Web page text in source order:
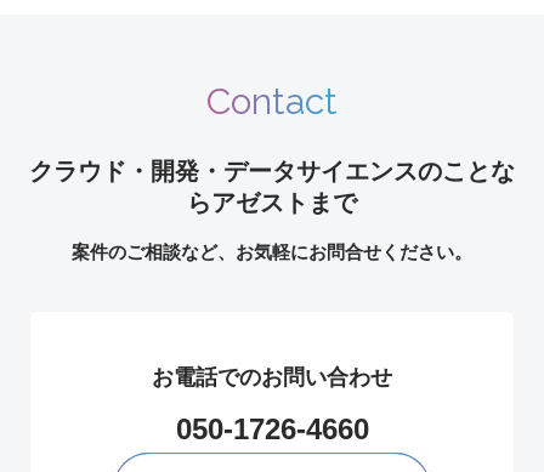
Contact
クラウド・開発・データサイエンスのことな
らアゼストまで
案件のご相談など、お気軽にお問合せください。
お電話でのお問い合わせ
050-1726-4660